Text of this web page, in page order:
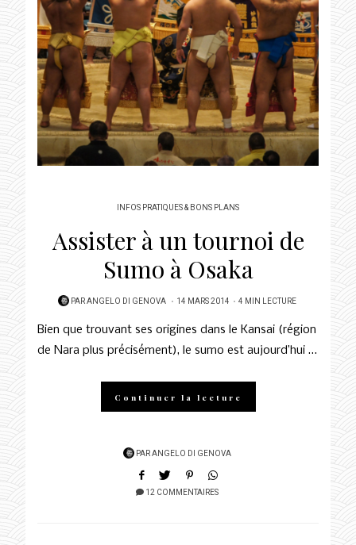
INFOS PRATIQUES & BONS PLANS
Assister à un tournoi de
Sumo à Osaka
PARANGELO DI GENOVA
POSTED
14 MARS 2014 4 MIN LECTURE
Bien que trouvant ses origines dans le Kansai (région
de Nara plus précisément), le sumo est aujourd’hui …
Continuer la lecture
PARANGELO DI GENOVA
12 COMMENTAIRES